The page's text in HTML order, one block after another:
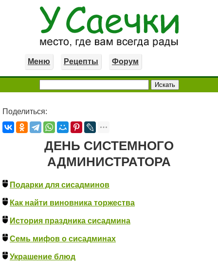
Меню Рецепты Форум
Поделиться:
ДЕНЬ СИСТЕМНОГО
АДМИНИСТРАТОРА
Подарки для сисадминов
Как найти виновника торжества
История праздника сисадмина
Семь мифов о сисадминах
Украшение блюд